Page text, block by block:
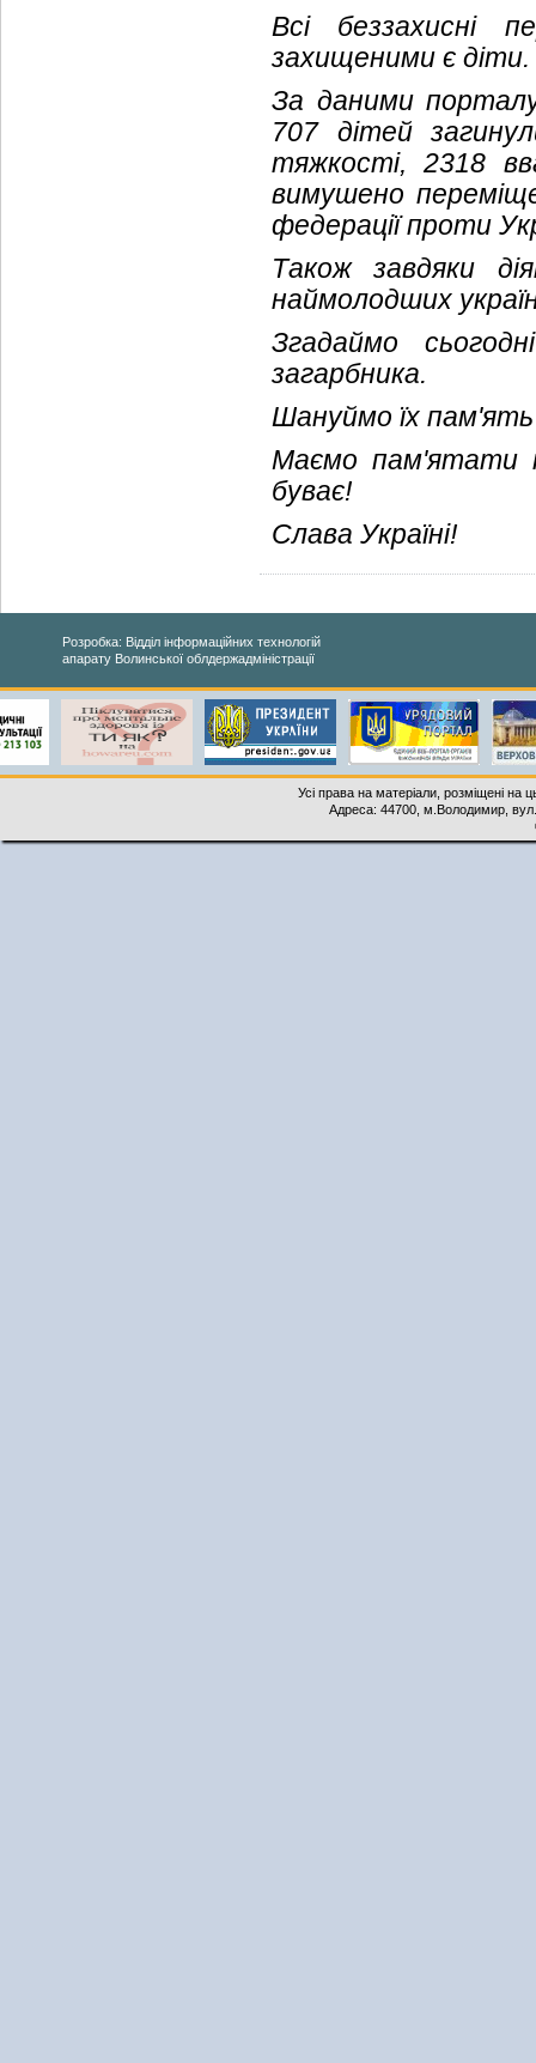
Всі беззахисні
захищеними є діти.
За даними
707 дітей
тяжкості, 2318
вимушено
федерації проти
Також завдяки
наймолодших
Згадаймо
загарбника.
Шануймо їх
Маємо пам'ятати
буває!
Слава Україні!
Розробка: Відділ інформаційних технологій
апарату Волинської облдержадміністрації
Усі права на матеріали, розміщені на
Адреса: 44700, м.Володимир,